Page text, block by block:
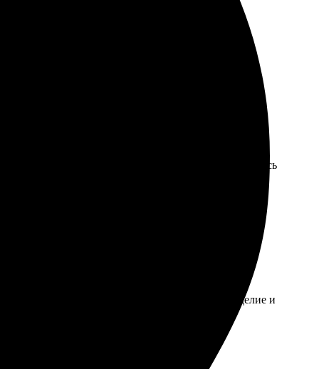
всё дошло в целости. Рада результату!
передача цветов и деталей. Процесс
Результатом очень довольна! Обязательно вернусь
выбрал размер. Получил качественное изделие и